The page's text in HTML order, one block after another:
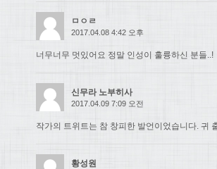
ㅁㅇㄹ
2017.04.08 4:42 오후
너무너무 멋있어요 정말 인성이 훌륭하신 분들..!
신무라 노부히사
2017.04.09 7:09 오전
작가의 트위트는 참 창피한 발언이었습니다. 귀
황성원